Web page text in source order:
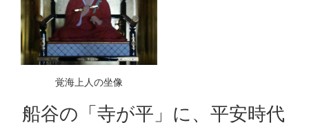
覚海上人の坐像
船谷の「寺が平」に、平安時代